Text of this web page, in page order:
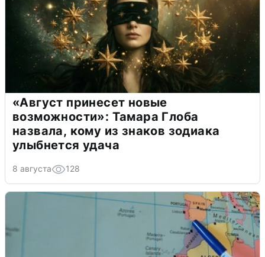
«Август принесет новые
возможности»: Тамара Глоба
назвала, кому из знаков зодиака
улыбнется удача
8 августа 128